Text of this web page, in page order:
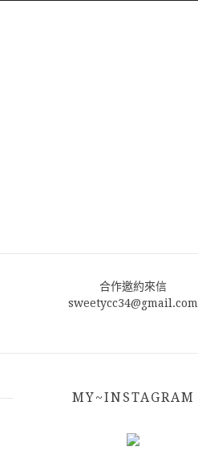
合作邀約來信
sweetycc34@gmail.com
MY~INSTAGRAM